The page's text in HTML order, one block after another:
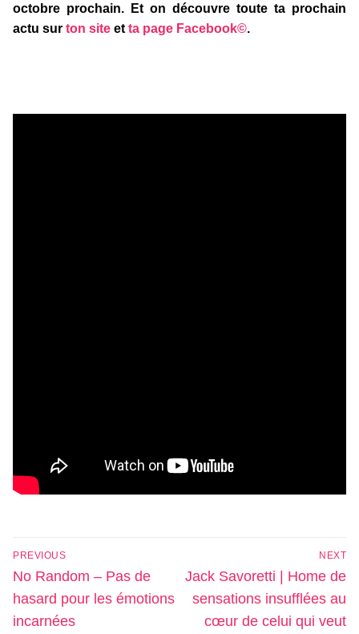
octobre prochain. Et on découvre toute ta prochain
actu sur ton site et ta page Facebook©.
Navigation
de
l’article
PREVIOUS
Previous
post:
No Random – Pas de
hasard pour les émotions
incarnées
NEXT
Next
post:
Jack Savoretti | Home de
sensations insufflées au
cœur de celui qui veut